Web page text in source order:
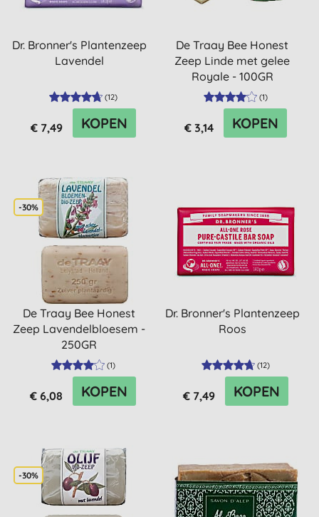
Dr. Bronner's Plantenzeep
Lavendel
(12)
€ 7,49 KOPEN
De Traay Bee Honest
Zeep Linde met gelee
Royale - 100GR
(1)
€ 3,14 KOPEN
-30%
De Traay Bee Honest
Zeep Lavendelbloesem -
250GR
(1)
€ 6,08 KOPEN
Dr. Bronner's Plantenzeep
Roos
(12)
€ 7,49 KOPEN
-30%